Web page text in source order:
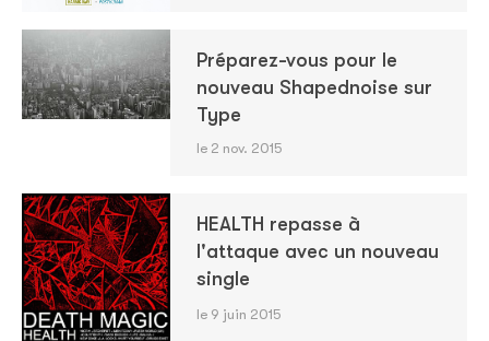
Préparez-vous pour le
nouveau Shapednoise sur
Type
le 2 nov. 2015
HEALTH repasse à
l'attaque avec un nouveau
single
le 9 juin 2015